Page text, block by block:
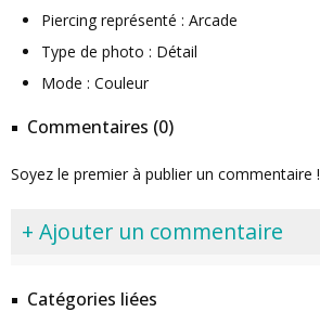
Piercing représenté : Arcade
Type de photo : Détail
Mode : Couleur
Commentaires (0)
Soyez le premier à publier un commentaire !
+ Ajouter un commentaire
Catégories liées